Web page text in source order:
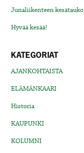
Junaliikenteen
Hyvää kesää!
KATEGORIAT
AJANKOHTAISTA
ELÄMÄNKAARI
Historia
KAUPUNKI
KOLUMNI